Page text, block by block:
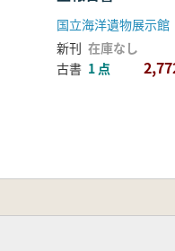
新刊 在庫なし
古書 1 点